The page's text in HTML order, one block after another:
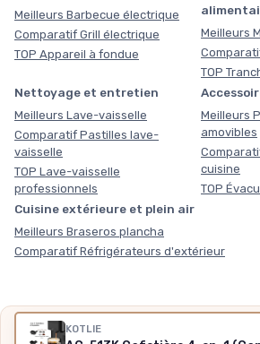
KOTLIE
Meilleurs Barbecue électrique
Comparatif Grill électrique
TOP Appareil à fondue
Meilleurs
TOP
Nettoyage et entretien
Meilleurs Lave-vaisselle
Comparatif Pastilles lave-
vaisselle
TOP Lave-vaisselle
professionnels
Meilleurs
amovibles
cuisine
TOP
Cuisine extérieure et plein air
Meilleurs Braseros plancha
Comparatif Réfrigérateurs d'extérieur
Nos outils gratuits